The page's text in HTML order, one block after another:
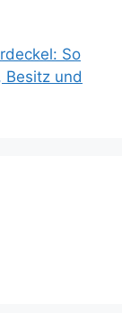
So
Besitz und